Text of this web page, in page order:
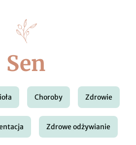
Sen
Choroby Zdrowie
Zdrowe odżywianie